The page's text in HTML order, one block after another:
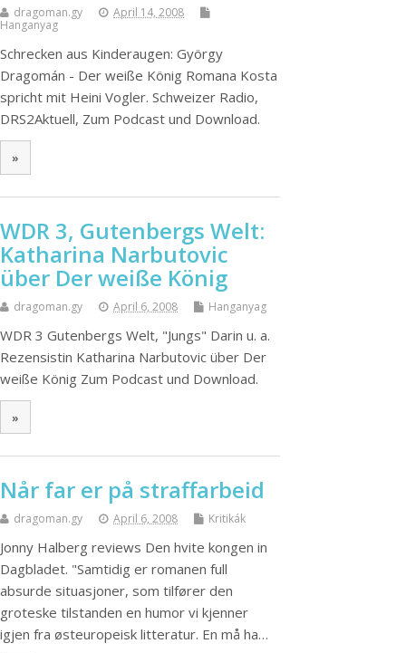
dragoman.gy
April 14, 2008
Hanganyag
Schrecken aus Kinderaugen: György
Dragomán - Der weiße König Romana Kosta
spricht mit Heini Vogler. Schweizer Radio,
DRS2Aktuell, Zum Podcast und Download.
»
WDR 3, Gutenbergs Welt:
Katharina Narbutovic
über Der weiße König
dragoman.gy April 6, 2008 Hanganyag
WDR 3 Gutenbergs Welt, "Jungs" Darin u. a.
Rezensistin Katharina Narbutovic über Der
weiße König Zum Podcast und Download.
»
Når far er på straffarbeid
dragoman.gy April 6, 2008 Kritikák
Jonny Halberg reviews Den hvite kongen in
Dagbladet. "Samtidig er romanen full
absurde situasjoner, som tilfører den
groteske tilstanden en humor vi kjenner
igjen fra østeuropeisk litteratur. En må ha…